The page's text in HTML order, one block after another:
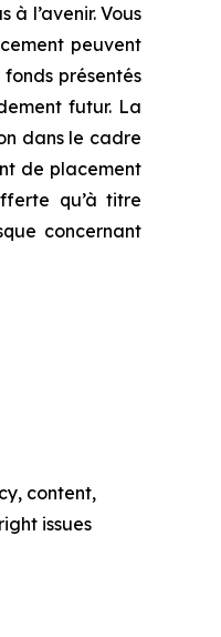
l’avenir. Vous
peuvent
présentés
futur. La
dans le cadre
de placement
qu’à titre
concernant
content,
issues